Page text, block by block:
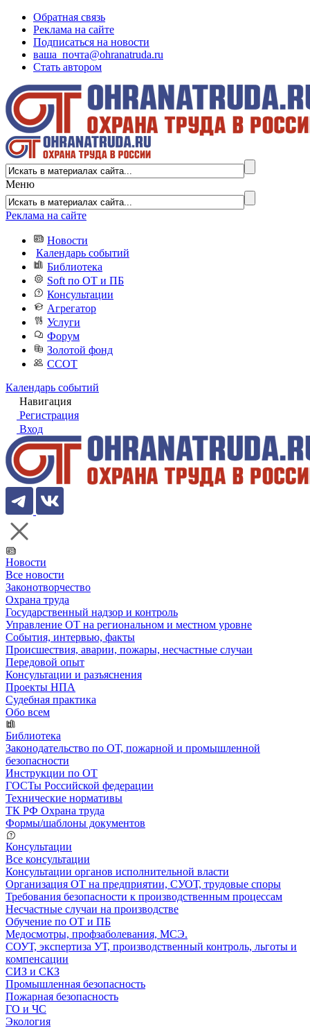
Обратная связь
Реклама на сайте
Подписаться на новости
ваша_почта@ohranatruda.ru
Стать автором
Меню
Реклама на сайте
Новости
Календарь событий
Библиотека
Soft по ОТ и ПБ
Консультации
Агрегатор
Услуги
Форум
Золотой фонд
ССОТ
Календарь событий
Навигация
Регистрация
Вход
Новости
Все новости
Законотворчество
Охрана труда
Государственный надзор и контроль
Управление ОТ на региональном и местном уровне
События, интервью, факты
Происшествия, аварии, пожары, несчастные случаи
Передовой опыт
Консультации и разъяснения
Проекты НПА
Судебная практика
Обо всем
Библиотека
Законодательство по ОТ, пожарной и промышленной
безопасности
Инструкции по ОТ
ГОСТы Российской федерации
Технические нормативы
ТК РФ Охрана труда
Формы/шаблоны документов
Консультации
Все консультации
Консультации органов исполнительной власти
Организация ОТ на предприятии, СУОТ, трудовые споры
Требования безопасности к производственным процессам
Несчастные случаи на производстве
Обучение по ОТ и ПБ
Медосмотры, профзаболевания, МСЭ.
СОУТ, экспертиза УТ, производственный контроль, льготы и
компенсации
СИЗ и СКЗ
Промышленная безопасность
Пожарная безопасность
ГО и ЧС
Экология